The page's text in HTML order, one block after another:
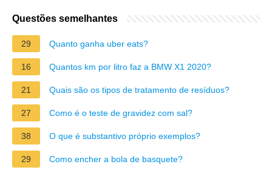
Questões semelhantes
29 Quanto ganha uber eats?
16 Quantos km por litro faz a BMW X1 2020?
21 Quais são os tipos de tratamento de resíduos?
27 Como é o teste de gravidez com sal?
38 O que é substantivo próprio exemplos?
29 Como encher a bola de basquete?